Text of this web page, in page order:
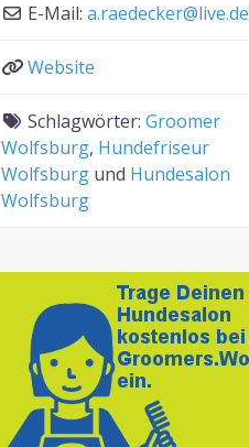
E-Mail:a.raedecker@live.de
Website
Schlagwörter:Groomer
Wolfsburg, Hundefriseur
Wolfsburg und Hundesalon
Wolfsburg